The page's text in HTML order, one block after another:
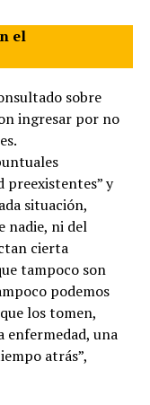
el
sobre
ingresar por no
preexistentes” y
situación,
nadie, ni del
cierta
tampoco son
podemos
los tomen,
una
atrás”,